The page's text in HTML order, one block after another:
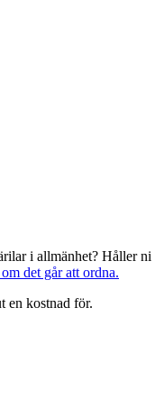
i allmänhet? Håller
det går att ordna.
en kostnad för.